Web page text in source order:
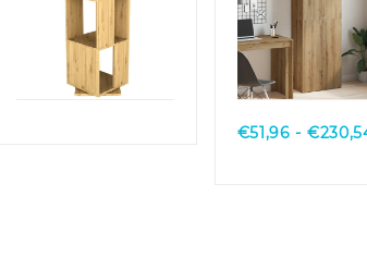
Quick View Quick View
€51,96 - €